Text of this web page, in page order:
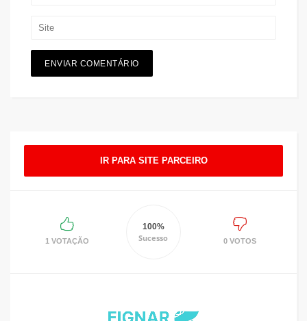
IR PARA SITE PARCEIRO
1 VOTAÇÃO
100%
Sucesso 0 VOTOS